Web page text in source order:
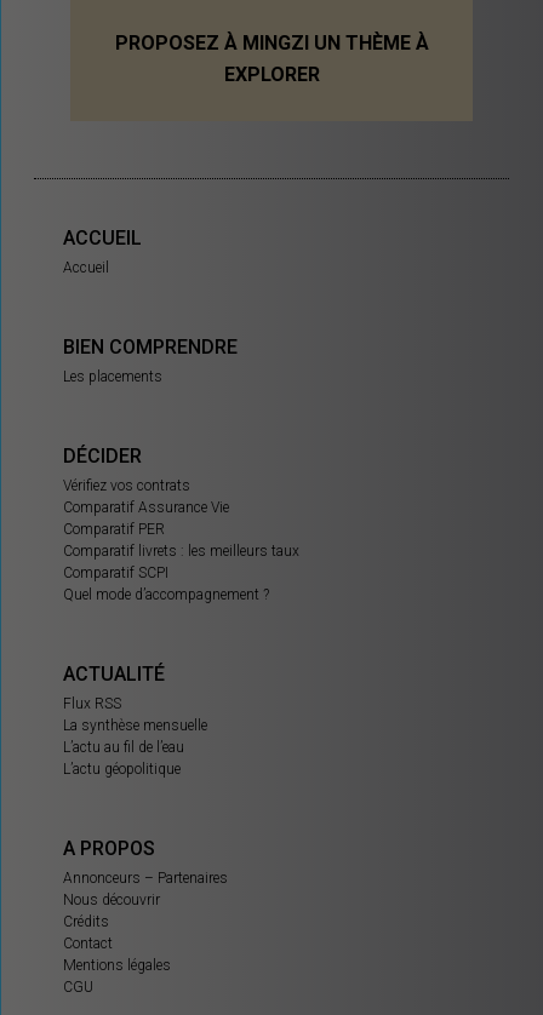
PROPOSEZ À MINGZI UN THÈME À
EXPLORER
ACCUEIL
Accueil
BIEN COMPRENDRE
Les placements
DÉCIDER
Vérifiez vos contrats
Comparatif Assurance Vie
Comparatif PER
Comparatif livrets : les meilleurs taux
Comparatif SCPI
Quel mode d’accompagnement ?
ACTUALITÉ
Flux RSS
La synthèse mensuelle
L’actu au fil de l’eau
L’actu géopolitique
A PROPOS
Annonceurs – Partenaires
Nous découvrir
Crédits
Contact
Mentions légales
CGU